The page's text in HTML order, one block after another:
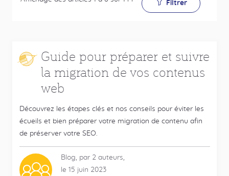
Filtrer
Guide pour préparer et suivre
la migration de vos contenus
web
Découvrez les étapes clés et nos conseils pour éviter les
écueils et bien préparer votre migration de contenu afin
de préserver votre SEO.
Contributeurs
multiples
Blog, par 2 auteurs,
le 15 juin 2023